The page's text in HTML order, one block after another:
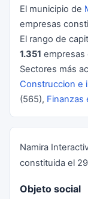
El municipio de
empresas
El rango de
1.351 empresas
Sectores más
Construccion e
(565), Finanzas
Namira
constituida el
Objeto social